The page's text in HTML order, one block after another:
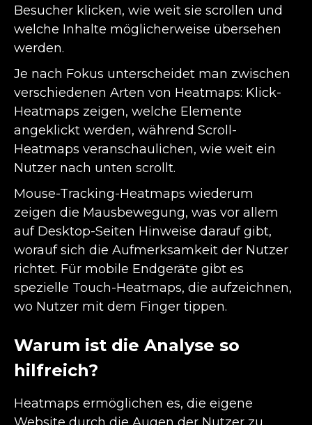
Besucher klicken, wie weit sie scrollen und
welche Inhalte möglicherweise übersehen
werden.
Je nach Fokus unterscheidet man zwischen
verschiedenen Arten von Heatmaps: Klick-
Heatmaps zeigen, welche Elemente
angeklickt werden, während Scroll-
Heatmaps veranschaulichen, wie weit ein
Nutzer nach unten scrollt.
Mouse-Tracking-Heatmaps wiederum
zeigen die Mausbewegung, was vor allem
auf Desktop-Seiten Hinweise darauf gibt,
worauf sich die Aufmerksamkeit der Nutzer
richtet. Für mobile Endgeräte gibt es
spezielle Touch-Heatmaps, die aufzeichnen,
wo Nutzer mit dem Finger tippen.
Warum ist die Analyse so
hilfreich?
Heatmaps ermöglichen es, die eigene